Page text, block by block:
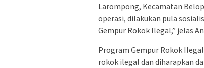
Larompong, Kecamatan
operasi, dilakukan pula
Gempur Rokok Ilegal,” jelas
Program Gempur Rokok
rokok ilegal dan diharapkan